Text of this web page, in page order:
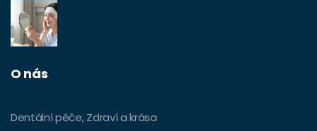
O nás
Dentální péče, Zdraví a krása